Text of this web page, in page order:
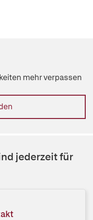
mehr verpassen
jederzeit für